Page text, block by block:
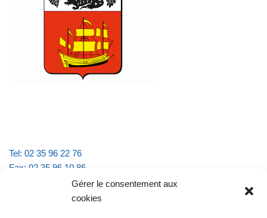
Gérer le consentement aux
cookies
Tel: 02 35 96 22 76
Fax: 02 35 96 10 86
Email : mairie.vattevillelarue@wanadoo.fr